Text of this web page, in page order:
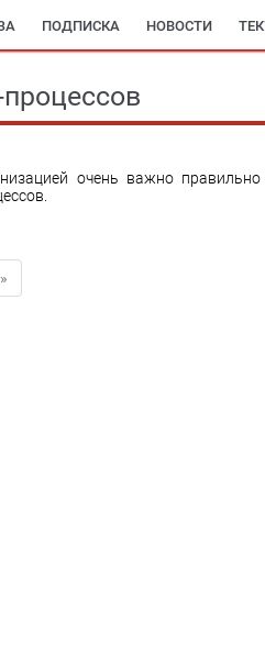
ПОДПИСКА НОВОСТИ
очень важно правильно
»